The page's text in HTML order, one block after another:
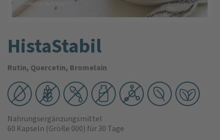
HistaStabil
Rutin, Quercetin, Bromelain
Nahrungsergänzungsmittel
60 Kapseln (Größe 000) für 30 Tage